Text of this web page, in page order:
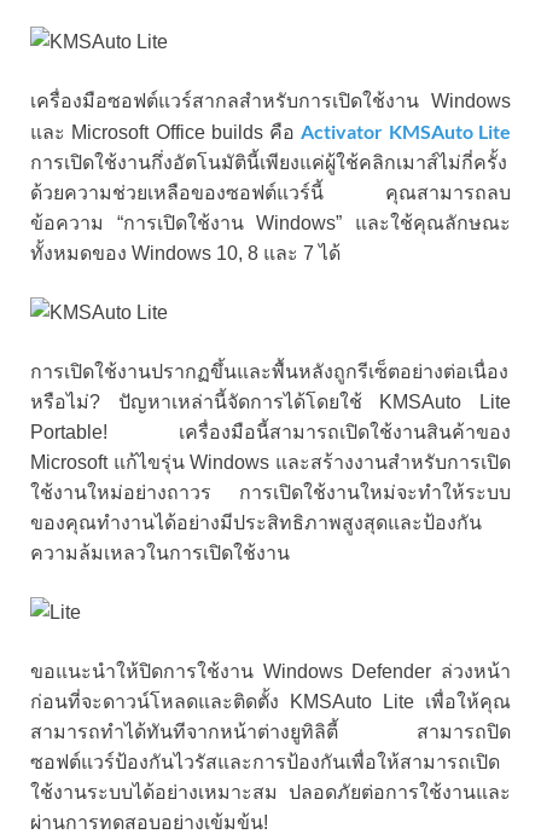
เครื่องมือซอฟต์แวร์สากลสำหรับการเปิดใช้งาน Windows
และ Microsoft Office builds คือActivator KMSAuto Lite
การเปิดใช้งานกึ่งอัตโนมัตินี้เพียงแค่ผู้ใช้คลิกเมาส์ไม่กี่ครั้ง
ด้วยความช่วยเหลือของซอฟต์แวร์นี้ คุณสามารถลบ
ข้อความ “การเปิดใช้งาน Windows” และใช้คุณลักษณะ
ทั้งหมดของ Windows 10, 8 และ 7 ได้
การเปิดใช้งานปรากฏขึ้นและพื้นหลังถูกรีเซ็ตอย่างต่อเนื่อง
หรือไม่? ปัญหาเหล่านี้จัดการได้โดยใช้ KMSAuto Lite
Portable! เครื่องมือนี้สามารถเปิดใช้งานสินค้าของ
Microsoft แก้ไขรุ่น Windows และสร้างงานสำหรับการเปิด
ใช้งานใหม่อย่างถาวร การเปิดใช้งานใหม่จะทำให้ระบบ
ของคุณทำงานได้อย่างมีประสิทธิภาพสูงสุดและป้องกัน
ความล้มเหลวในการเปิดใช้งาน
ขอแนะนำให้ปิดการใช้งาน Windows Defender ล่วงหน้า
ก่อนที่จะดาวน์โหลดและติดตั้ง KMSAuto Lite เพื่อให้คุณ
สามารถทำได้ทันทีจากหน้าต่างยูทิลิตี้ สามารถปิด
ซอฟต์แวร์ป้องกันไวรัสและการป้องกันเพื่อให้สามารถเปิด
ใช้งานระบบได้อย่างเหมาะสม ปลอดภัยต่อการใช้งานและ
ผ่านการทดสอบอย่างเข้มข้น!